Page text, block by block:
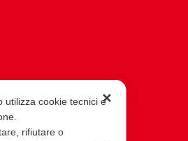
✕
utilizza cookie tecnici e
rifiutare o